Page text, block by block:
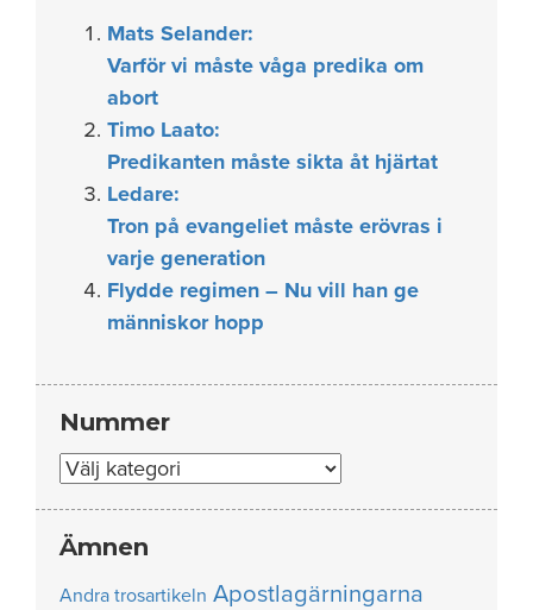
Mats Selander:
Varför vi måste våga predika om
abort
Timo Laato:
Predikanten måste sikta åt hjärtat
Ledare:
Tron på evangeliet måste erövras i
varje generation
Flydde regimen – Nu vill han ge
människor hopp
Nummer
Nummer
Ämnen
Andra trosartikeln Apostlagärningarna